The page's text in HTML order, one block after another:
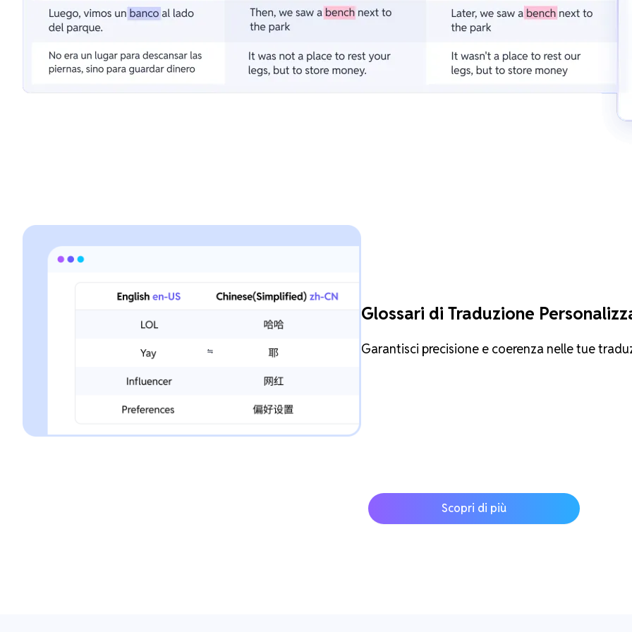
Glossari di Traduzione
Garantisci precisione e coerenza nelle tue
Scopri di più